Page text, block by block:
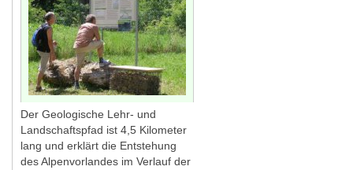
Der Geologische Lehr- und
Landschaftspfad ist 4,5 Kilometer
lang und erklärt die Entstehung
des Alpenvorlandes im Verlauf der